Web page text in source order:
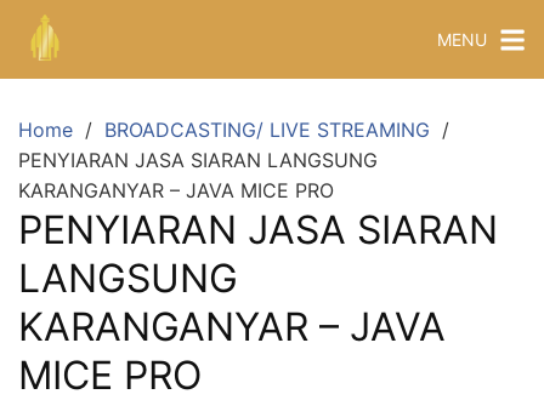
MENU
Home
BROADCASTING/ LIVE STREAMING
PENYIARAN JASA SIARAN LANGSUNG
KARANGANYAR – JAVA MICE PRO
PENYIARAN JASA SIARAN
LANGSUNG
KARANGANYAR – JAVA
MICE PRO